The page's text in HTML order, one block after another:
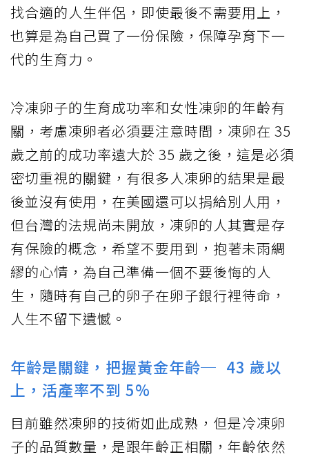
找合適的人生伴侶，即使最後不需要用上，
也算是為自己買了一份保險，保障孕育下一
代的生育力。
冷凍卵子的生育成功率和女性凍卵的年齡有
關，考慮凍卵者必須要注意時間，凍卵在 35
歲之前的成功率遠大於 35 歲之後，這是必須
密切重視的關鍵，有很多人凍卵的結果是最
後並沒有使用，在美國還可以捐給別人用，
但台灣的法規尚未開放，凍卵的人其實是存
有保險的概念，希望不要用到，抱著未雨綢
繆的心情，為自己準備一個不要後悔的人
生，隨時有自己的卵子在卵子銀行裡待命，
人生不留下遺憾。
年齡是關鍵，把握黃金年齡─ 43 歲以
上，活產率不到 5%
目前雖然凍卵的技術如此成熟，但是冷凍卵
子的品質數量，是跟年齡正相關，年齡依然